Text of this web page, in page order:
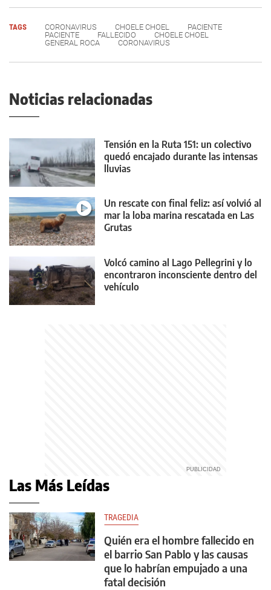
TAGS CORONAVIRUS CHOELE CHOEL
PACIENTE
PACIENTE
FALLECIDO
CHOELE CHOEL
GENERAL ROCA
CORONAVIRUS
Noticias relacionadas
Tensión en la Ruta 151: un colectivo
quedó encajado durante las intensas
lluvias
Un rescate con final feliz: así volvió al
mar la loba marina rescatada en Las
Grutas
Volcó camino al Lago Pellegrini y lo
encontraron inconsciente dentro del
vehículo
Las Más Leídas
TRAGEDIA
Quién era el hombre fallecido en
el barrio San Pablo y las causas
que lo habrían empujado a una
fatal decisión